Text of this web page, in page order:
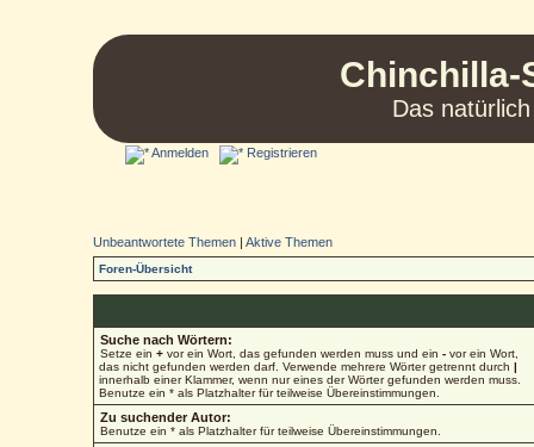
Chinchilla-
Das
Anmelden Registrieren
Unbeantwortete Themen |Aktive Themen
Foren-Übersicht
Suche nach Wörtern:
Setze ein+ vor ein Wort, das gefunden werden muss und ein- vor ein Wort,
das nicht gefunden werden darf. Verwende mehrere Wörter getrennt durch|
innerhalb einer Klammer, wenn nur eines der Wörter gefunden werden muss.
Benutze ein * als Platzhalter für teilweise Übereinstimmungen.
Zu suchender Autor:
Benutze ein * als Platzhalter für teilweise Übereinstimmungen.